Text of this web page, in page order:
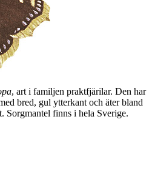
, art i familjen praktfjärilar. Den har
bred, gul ytterkant och äter bland
Sorgmantel finns i hela Sverige.